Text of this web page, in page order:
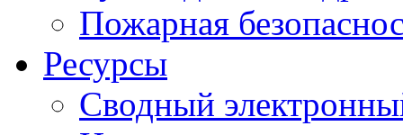
Пожарная
Ресурсы
Сводный